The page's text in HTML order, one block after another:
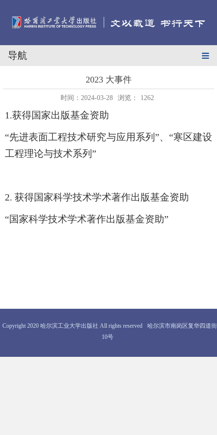
导航
2023 大事件
时间：2024-03-28 浏览： 1262
1.获得国家出版基金资助
“先进表面工程技术研究与应用系列 ”、“寒区建设
工程理论与技术系列”
2. 获得国家科学技术学术著作出版基金资助
“国家科学技术学术著作出版基金资助”
Copyright 2020 哈尔滨工业大学出版社 All rights reserved
哈尔滨市南岗区复华四道街
10号